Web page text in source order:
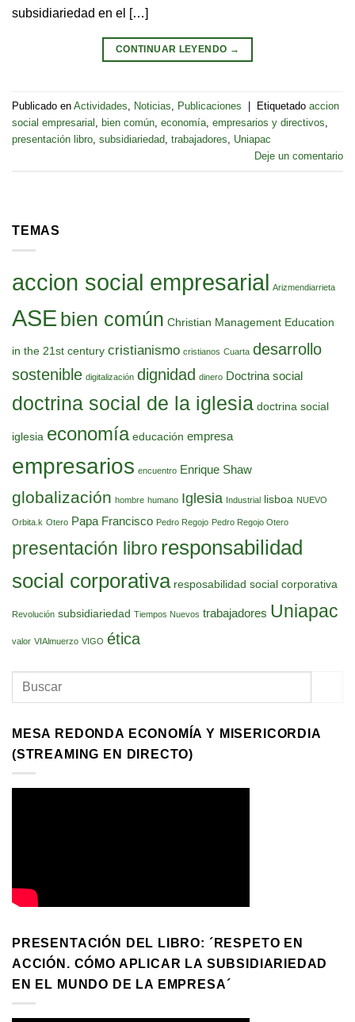
subsidiariedad en el […]
CONTINUAR LEYENDO →
Publicado en Actividades Noticias Publicaciones Etiquetado accion
social empresarial
bien común economía empresarios y directivos
presentación libro subsidiariedad trabajadores
Uniapac
Deje un comentario
TEMAS
accion social empresarial Arizmendiarrieta
ASE bien común Christian Management Education
in the 21st century cristianismo cristianos Cuarta desarrollo
sostenible digitalización dignidad dinero Doctrina social
doctrina social de la iglesia doctrina social
iglesia economía educación empresa
empresarios encuentro Enrique Shaw
globalización hombre humano Iglesia Industrial lisboa NUEVO
Orbita.k Otero Papa Francisco Pedro Regojo Pedro Regojo Otero
presentación libro responsabilidad
social corporativa resposabilidad social corporativa
Revolución subsidiariedad Tiempos Nuevos trabajadores Uniapac
valor VIAlmuerzo VIGO ética
MESA REDONDA ECONOMÍA Y MISERICORDIA
(STREAMING EN DIRECTO)
PRESENTACIÓN DEL LIBRO: ´RESPETO EN
ACCIÓN. CÓMO APLICAR LA SUBSIDIARIEDAD
EN EL MUNDO DE LA EMPRESA´